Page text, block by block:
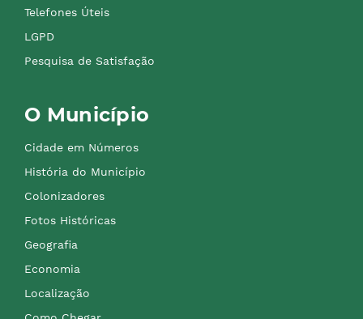
Telefones Úteis
LGPD
Pesquisa de Satisfação
O Município
Cidade em Números
História do Município
Colonizadores
Fotos Históricas
Geografia
Economia
Localização